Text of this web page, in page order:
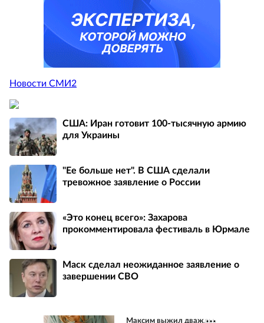
Новости СМИ2
США: Иран готовит 100-тысячную армию
для Украины
"Ее больше нет". В США сделали
тревожное заявление о России
«Это конец всего»: Захарова
прокомментировала фестиваль в Юрмале
Маск сделал неожиданное заявление о
завершении СВО
Максим выжил дважды.